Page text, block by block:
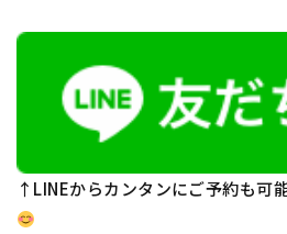
↑LINEからカンタンにご予約も可